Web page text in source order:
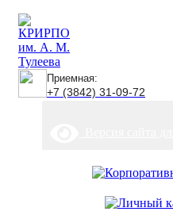
Приемная:
+7 (3842) 31-09-72